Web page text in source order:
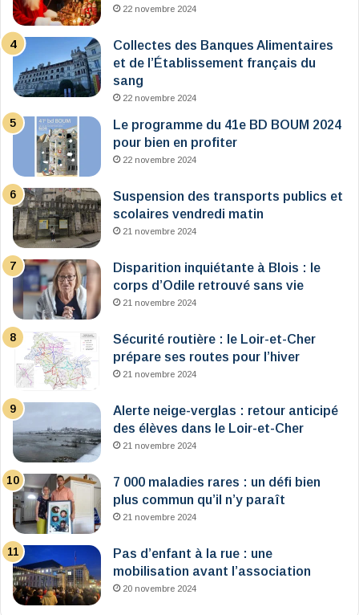
22 novembre 2024
Collectes des Banques Alimentaires
et de l’Établissement français du
sang
22 novembre 2024
Le programme du 41e BD BOUM 2024
pour bien en profiter
22 novembre 2024
Suspension des transports publics et
scolaires vendredi matin
21 novembre 2024
Disparition inquiétante à Blois : le
corps d’Odile retrouvé sans vie
21 novembre 2024
Sécurité routière : le Loir-et-Cher
prépare ses routes pour l’hiver
21 novembre 2024
Alerte neige-verglas : retour anticipé
des élèves dans le Loir-et-Cher
21 novembre 2024
7 000 maladies rares : un défi bien
plus commun qu’il n’y paraît
21 novembre 2024
Pas d’enfant à la rue : une
mobilisation avant l’association
20 novembre 2024